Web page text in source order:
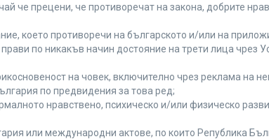
че прецени, че противоречат на закона, добрите
което противоречи на българското и/или на
по никакъв начин достояние на трети лица чрез
на човек, включително чрез реклама на
по предвидения за това ред;
нравствено, психическо и/или физическо
или международни актове, по които Република